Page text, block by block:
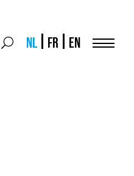
Search
Search
NL FR EN